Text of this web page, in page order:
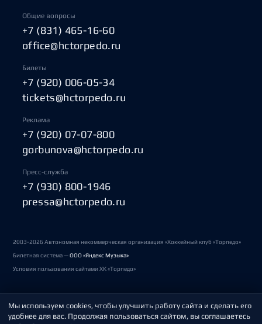
Общие вопросы
+7 (831) 465-16-60
office@hctorpedo.ru
Билеты
+7 (920) 006-05-34
tickets@hctorpedo.ru
Реклама
+7 (920) 07-07-800
gorbunova@hctorpedo.ru
Пресс-служба
+7 (930) 800-1946
pressa@hctorpedo.ru
2003-2026 Автономная некоммерческая организация «Хоккейный клуб «Торпедо»
Билетная система —ООО «Яндекс Музыка»
Условия пользования сайтами ХК «Торпедо»
Политика обработки персональных данных
Мы используем cookies, чтобы улучшить работу сайта и сделать его
удобнее для вас. Продолжая пользоваться сайтом, вы соглашаетесь